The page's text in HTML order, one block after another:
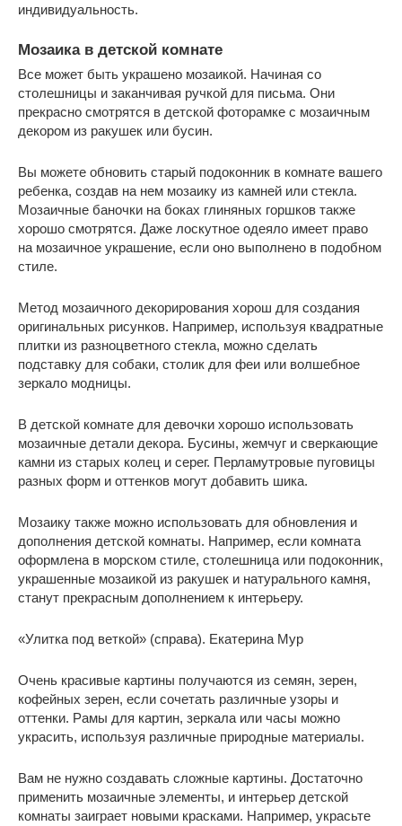
индивидуальность.
Мозаика в детской комнате
Все может быть украшено мозаикой. Начиная со
столешницы и заканчивая ручкой для письма. Они
прекрасно смотрятся в детской фоторамке с мозаичным
декором из ракушек или бусин.
Вы можете обновить старый подоконник в комнате вашего
ребенка, создав на нем мозаику из камней или стекла.
Мозаичные баночки на боках глиняных горшков также
хорошо смотрятся. Даже лоскутное одеяло имеет право
на мозаичное украшение, если оно выполнено в подобном
стиле.
Метод мозаичного декорирования хорош для создания
оригинальных рисунков. Например, используя квадратные
плитки из разноцветного стекла, можно сделать
подставку для собаки, столик для феи или волшебное
зеркало модницы.
В детской комнате для девочки хорошо использовать
мозаичные детали декора. Бусины, жемчуг и сверкающие
камни из старых колец и серег. Перламутровые пуговицы
разных форм и оттенков могут добавить шика.
Мозаику также можно использовать для обновления и
дополнения детской комнаты. Например, если комната
оформлена в морском стиле, столешница или подоконник,
украшенные мозаикой из ракушек и натурального камня,
станут прекрасным дополнением к интерьеру.
«Улитка под веткой» (справа). Екатерина Мур
Очень красивые картины получаются из семян, зерен,
кофейных зерен, если сочетать различные узоры и
оттенки. Рамы для картин, зеркала или часы можно
украсить, используя различные природные материалы.
Вам не нужно создавать сложные картины. Достаточно
применить мозаичные элементы, и интерьер детской
комнаты заиграет новыми красками. Например, украсьте